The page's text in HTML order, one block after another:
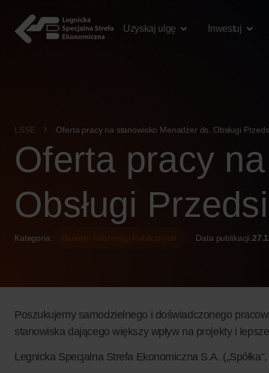
Uzyskaj ulgę
Inwestuj
LSSE Oferta pracy na stanowisko Menadżer ds. Obsługi
Oferta pracy
Obsługi
Kategoria: Biuletyn Informacji Publicznych Data publikacji:
Poszukujemy samodzielnego i doświadczonego
stanowiska dającego większy wpływ na projekty i
Legnicka Specjalna Strefa Ekonomiczna S.A.